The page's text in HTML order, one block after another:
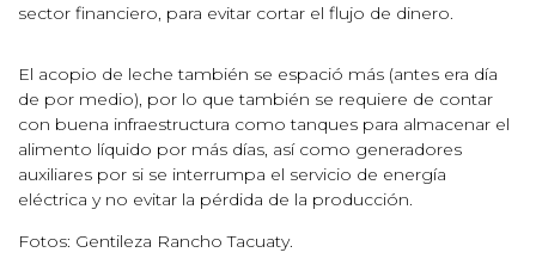
sector financiero, para evitar cortar el flujo de dinero.
El acopio de leche también se espació más (antes era día
de por medio), por lo que también se requiere de contar
con buena infraestructura como tanques para almacenar el
alimento líquido por más días, así como generadores
auxiliares por si se interrumpa el servicio de energía
eléctrica y no evitar la pérdida de la producción.
Fotos: Gentileza Rancho Tacuaty.